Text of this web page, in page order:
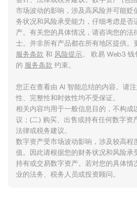
市场波动的影响，涉及高风险并可能贬
务状况和风险承受能力，仔细考虑是否
产。有关您的具体情况，请咨询您的法
士。并非所有产品都在所有地区提供。
服务条款 和 风险提示。 欧易 Web3 钱
的 服务条款 约束。
您正在查看由 AI 智能总结的内容。请
性、完整性和时效性均不受保证。
相关内容均用于一般信息目的，不构成
议；(二) 购买、出售或持有任何数字资
法律或税务建议。
数字资产受市场波动影响，涉及较高程
值。因此请根据您的财务状况和风险承
持有或交易数字资产。若对您的具体情
业的法务、税务人员或投资顾问。